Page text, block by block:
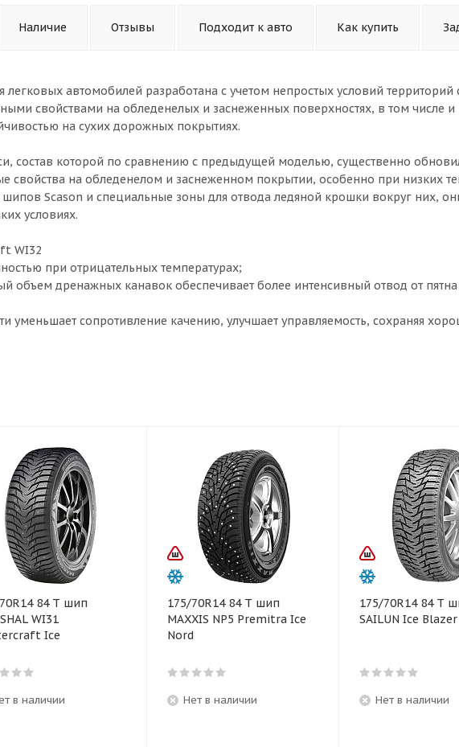
Наличие Отзывы Подходит к авто Как купить
автомобилей разработана с учетом непростых условий территорий
свойствами на обледенелых и заснеженных поверхностях, в том числе и
на сухих дорожных покрытиях.
состав которой по сравнению с предыдущей моделью, существенно
свойства на обледенелом и заснеженном покрытии, особенно при низких
Scason и специальные зоны для отвода ледяной крошки вокруг них,
условиях.
WI32
при отрицательных температурах;
объем дренажных канавок обеспечивает более интенсивный отвод от пятна
уменьшает сопротивление качению, улучшает управляемость, сохраняя
84 T шип
WI31
Ice
в наличии
175/70R14 84 T шип
MAXXIS NP5 Premitra Ice
Nord
Нет в наличии
175/70R14 84 T
SAILUN Ice Blazer
Нет в наличии